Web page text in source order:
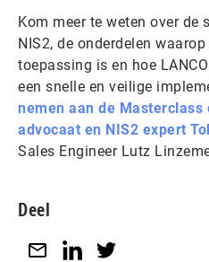
Kom meer te weten over de
NIS2, de onderdelen
toepassing is en hoe
een snelle en veilige
nemen aan de Masterclass
advocaat en NIS2 expert
Sales Engineer Lutz
Deel